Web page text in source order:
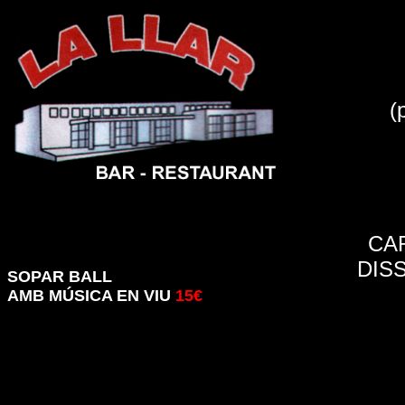
SOPAR BALL
AMB MÚSICA EN VIU 15€